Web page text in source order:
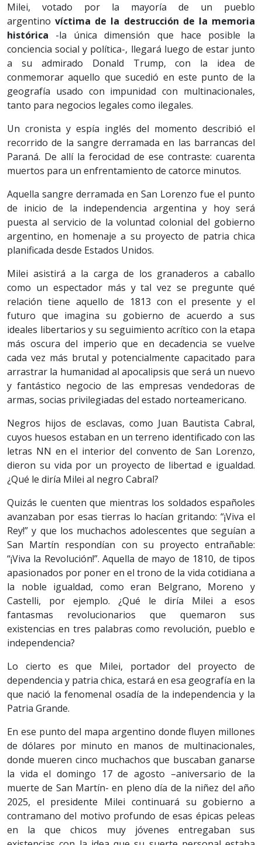
Milei, votado por la mayoría de un pueblo
argentinovíctima de la destrucción de la memoria
histórica -la única dimensión que hace posible la
conciencia social y política-, llegará luego de estar junto
a su admirado Donald Trump, con la idea de
conmemorar aquello que sucedió en este punto de la
geografía usado con impunidad con multinacionales,
tanto para negocios legales como ilegales.
Un cronista y espía inglés del momento describió el
recorrido de la sangre derramada en las barrancas del
Paraná. De allí la ferocidad de ese contraste: cuarenta
muertos para un enfrentamiento de catorce minutos.
Aquella sangre derramada en San Lorenzo fue el punto
de inicio de la independencia argentina y hoy será
puesta al servicio de la voluntad colonial del gobierno
argentino, en homenaje a su proyecto de patria chica
planificada desde Estados Unidos.
Milei asistirá a la carga de los granaderos a caballo
como un espectador más y tal vez se pregunte qué
relación tiene aquello de 1813 con el presente y el
futuro que imagina su gobierno de acuerdo a sus
ideales libertarios y su seguimiento acrítico con la etapa
más oscura del imperio que en decadencia se vuelve
cada vez más brutal y potencialmente capacitado para
arrastrar la humanidad al apocalipsis que será un nuevo
y fantástico negocio de las empresas vendedoras de
armas, socias privilegiadas del estado norteamericano.
Negros hijos de esclavas, como Juan Bautista Cabral,
cuyos huesos estaban en un terreno identificado con las
letras NN en el interior del convento de San Lorenzo,
dieron su vida por un proyecto de libertad e igualdad.
¿Qué le diría Milei al negro Cabral?
Quizás le cuenten que mientras los soldados españoles
avanzaban por esas tierras lo hacían gritando: “¡Viva el
Rey!” y que los muchachos adolescentes que seguían a
San Martín respondían con su proyecto entrañable:
“¡Viva la Revolución!”. Aquella de mayo de 1810, de tipos
apasionados por poner en el trono de la vida cotidiana a
la noble igualdad, como eran Belgrano, Moreno y
Castelli, por ejemplo. ¿Qué le diría Milei a esos
fantasmas revolucionarios que quemaron sus
existencias en tres palabras como revolución, pueblo e
independencia?
Lo cierto es que Milei, portador del proyecto de
dependencia y patria chica, estará en esa geografía en la
que nació la fenomenal osadía de la independencia y la
Patria Grande.
En ese punto del mapa argentino donde fluyen millones
de dólares por minuto en manos de multinacionales,
donde mueren cinco muchachos que buscaban ganarse
la vida el domingo 17 de agosto –aniversario de la
muerte de San Martín- en pleno día de la niñez del año
2025, el presidente Milei continuará su gobierno a
contramano del motivo profundo de esas épicas peleas
en la que chicos muy jóvenes entregaban sus